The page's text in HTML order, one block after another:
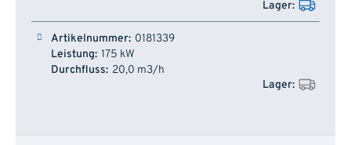
0181339
175 kW
20,0 m3/h